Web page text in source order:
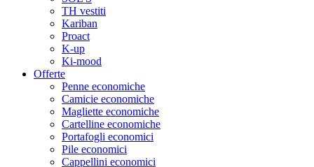
TH vestiti
Kariban
Proact
K-up
Ki-mood
Offerte
Penne economiche
Camicie economiche
Magliette economiche
Cartelline economiche
Portafogli economici
Pile economici
Cappellini economici